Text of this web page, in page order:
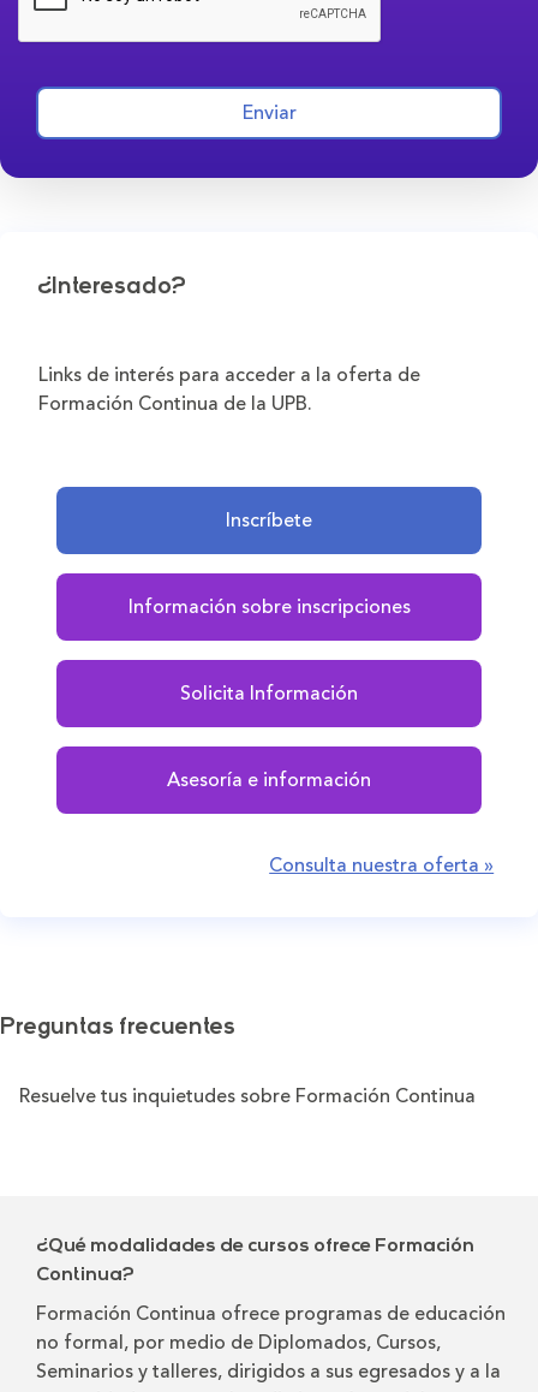
Enviar
¿Interesado?
Links de interés para acceder a la oferta de
Formación Continua de la UPB.
Inscríbete
Información sobre inscripciones
Solicita Información
Asesoría e información
Consulta nuestra oferta »
Preguntas frecuentes
Resuelve tus inquietudes sobre Formación Continua
¿Qué modalidades de cursos ofrece Formación
Continua?
Formación Continua ofrece programas de educación
no formal, por medio de Diplomados, Cursos,
Seminarios y talleres, dirigidos a sus egresados y a la